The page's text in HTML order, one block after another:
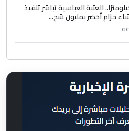
90 كيلومترًا.. العتبة العباسية تباشر تنفيذ
حزام أخضر بمليون شج...